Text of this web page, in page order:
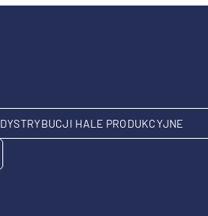
HALE PRODUKCYJNE